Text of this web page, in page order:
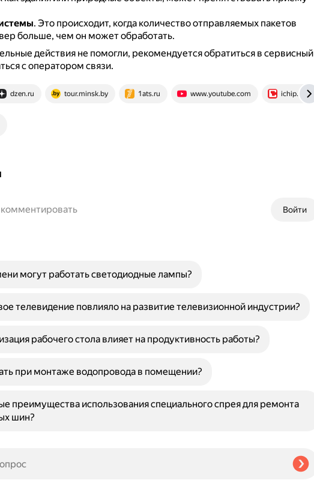
. Это происходит, когда количество отправляемых пакетов
больше, чем он может обработать.
действия не помогли, рекомендуется обратиться в сервисный
с оператором связи.
dzen.ru tour.minsk.by 1ats.ru www.youtube.com ichip.ru
Войти
могут работать светодиодные лампы?
телевидение повлияло на развитие телевизионной индустрии?
рабочего стола влияет на продуктивность работы?
при монтаже водопровода в помещении?
преимущества использования специального спрея для ремонта
шин?